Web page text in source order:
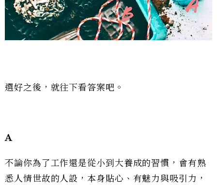
選好之後，就往下看答案吧。
A
不論你為了工作還是從小到大養成的習慣，會有熟
悉人情世故的人設，本身貼心、有魅力與吸引力，